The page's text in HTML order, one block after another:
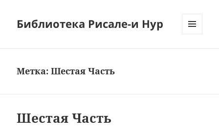
Библиотека Рисале-и Нур
Метка:Шестая Часть
Шестая Часть